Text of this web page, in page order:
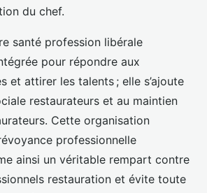
du chef.
santé profession libérale
pour répondre aux
et attirer les talents ; elle s’ajoute
restaurateurs et au maintien
Cette organisation
professionnelle
ainsi un véritable rempart contre
restauration et évite toute